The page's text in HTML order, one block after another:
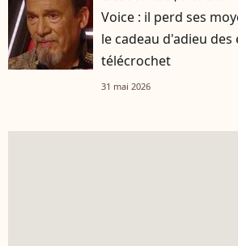
Voice : il perd ses
le cadeau d'adieu des
télécrochet
31 mai 2026